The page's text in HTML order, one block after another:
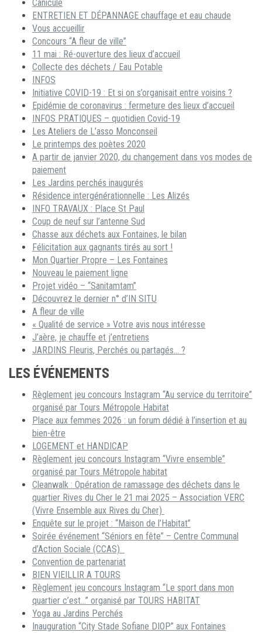
Canicule
ENTRETIEN ET DÉPANNAGE chauffage et eau chaude
Vous accueillir
Concours “A fleur de ville”
11 mai : Ré-ouverture des lieux d’accueil
Collecte des déchets / Eau Potable
INFOS
Initiative COVID-19 : Et si on s’organisait entre voisins ?
Epidémie de coronavirus : fermeture des lieux d’accueil
INFOS PRATIQUES – quotidien Covid-19
Les Ateliers de L’asso Monconseil
Le printemps des poètes 2020
A partir de janvier 2020, du changement dans vos modes de
paiement
Les Jardins perchés inaugurés
Résidence intergénérationnelle : Les Alizés
INFO TRAVAUX : Place St Paul
Coup de neuf sur l’antenne Sud
Chasse aux déchets aux Fontaines, le bilan
Félicitation aux gagnants tirés au sort !
Mon Quartier Propre – Les Fontaines
Nouveau le paiement ligne
Projet vidéo – “Sanitamtam”
Découvrez le dernier n° d’IN SITU
A fleur de ville
« Qualité de service » Votre avis nous intéresse
J’aère, je chauffe et j’entretiens
JARDINS Fleuris, Perchés ou partagés… ?
LES ÉVÉNEMENTS
Règlement jeu concours Instagram “Au service du territoire”
organisé par Tours Métropole Habitat
Place aux femmes 2026 : un forum dédié à l’insertion et au
bien-être
LOGEMENT et HANDICAP
Règlement jeu concours Instagram “Vivre ensemble”
organisé par Tours Métropole habitat
Cleanwalk : Opération de ramassage des déchets dans le
quartier Rives du Cher le 21 mai 2025 – Association VERC
(Vivre Ensemble aux Rives du Cher)
Enquête sur le projet : “Maison de l’Habitat”
Soirée événement “Séniors en fête” – Centre Communal
d’Action Sociale (CCAS)
Convention de partenariat
BIEN VIEILLIR A TOURS
Règlement jeu concours Instagram “Le sport dans mon
quartier c’est…” organisé par TOURS HABITAT
Yoga au Jardins Perchés
Inauguration “City Stade Sofiane DIOP” aux Fontaines